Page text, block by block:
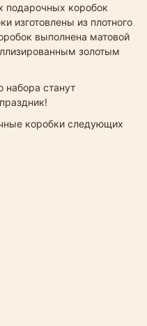
подарочных коробок
изготовлены из плотного
выполнена матовой
золотым
набора станут
коробки следующих